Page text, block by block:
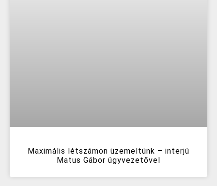
Maximális létszámon üzemeltünk – interjú
Matus Gábor ügyvezetővel